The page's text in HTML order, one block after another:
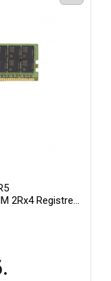
2Rx4 Registred